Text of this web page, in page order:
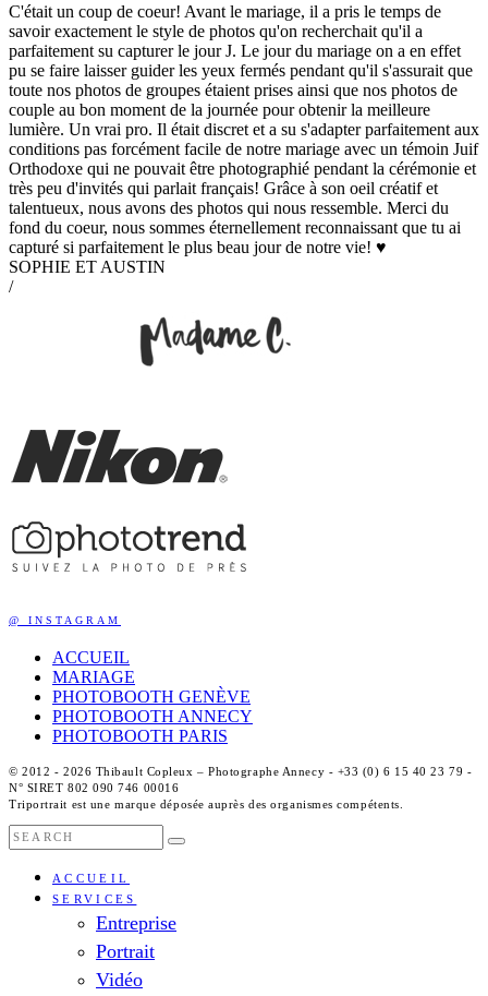
C'était un coup de coeur! Avant le mariage, il a pris le temps de
savoir exactement le style de photos qu'on recherchait qu'il a
parfaitement su capturer le jour J. Le jour du mariage on a en effet
pu se faire laisser guider les yeux fermés pendant qu'il s'assurait que
toute nos photos de groupes étaient prises ainsi que nos photos de
couple au bon moment de la journée pour obtenir la meilleure
lumière. Un vrai pro. Il était discret et a su s'adapter parfaitement aux
conditions pas forcément facile de notre mariage avec un témoin Juif
Orthodoxe qui ne pouvait être photographié pendant la cérémonie et
très peu d'invités qui parlait français! Grâce à son oeil créatif et
talentueux, nous avons des photos qui nous ressemble. Merci du
fond du coeur, nous sommes éternellement reconnaissant que tu ai
capturé si parfaitement le plus beau jour de notre vie! ♥
SOPHIE ET AUSTIN
/
@ INSTAGRAM
ACCUEIL
MARIAGE
PHOTOBOOTH GENÈVE
PHOTOBOOTH ANNECY
PHOTOBOOTH PARIS
© 2012 - 2026 Thibault Copleux – Photographe Annecy - +33 (0) 6 15 40 23 79 -
N° SIRET 802 090 746 00016
Triportrait est une marque déposée auprès des organismes compétents.
ACCUEIL
SERVICES
Entreprise
Portrait
Vidéo